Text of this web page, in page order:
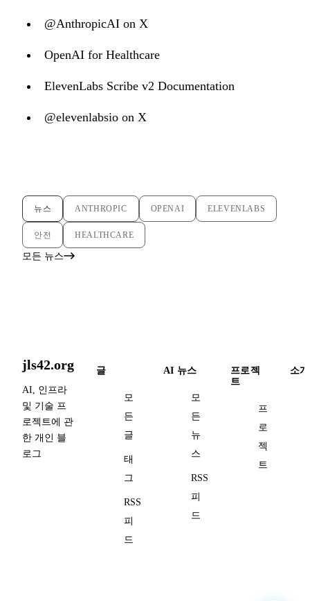
@AnthropicAI on X
OpenAI for Healthcare
ElevenLabs Scribe v2 Documentation
@elevenlabsio on X
뉴스 ANTHROPIC OPENAI ELEVENLABS
안전 HEALTHCARE
모든 뉴스
jls42.org
AI, 인프라
및 기술 프
로젝트에 관
한 개인 블
로그
글
모
든
글
태
그
RSS
피
드
AI 뉴스
모
든
뉴
스
RSS
피
드
프로젝
트
프
로
젝
트
소개